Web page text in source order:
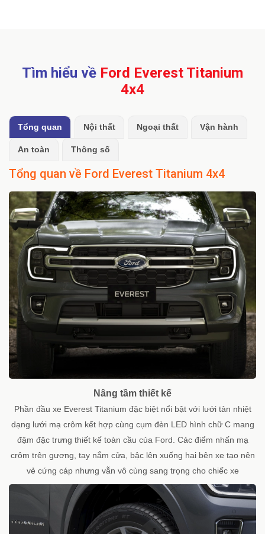
Tìm hiểu về Ford Everest Titanium
4x4
Tổng quan Nội thất Ngoại thất Vận hành
An toàn Thông số
Tổng quan về Ford Everest Titanium 4x4
Nâng tầm thiết kế
Phần đầu xe Everest Titanium đặc biệt nổi bật với lưới tản nhiệt
dạng lưới mạ crôm kết hợp cùng cụm đèn LED hình chữ C mang
đậm đặc trưng thiết kế toàn cầu của Ford. Các điểm nhấn mạ
crôm trên gương, tay nắm cửa, bậc lên xuống hai bên xe tạo nên
vẻ cứng cáp nhưng vẫn vô cùng sang trọng cho chiếc xe